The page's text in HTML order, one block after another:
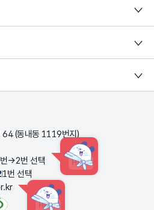
64 (동내동 1119번지)
→2번 선택 HINT
1번 선택
HINT